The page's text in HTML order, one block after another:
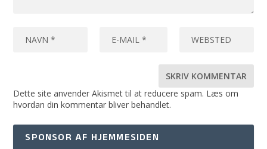
Dette site anvender Akismet til at reducere spam. Læs om
hvordan din kommentar bliver behandlet.
SPONSOR AF HJEMMESIDEN